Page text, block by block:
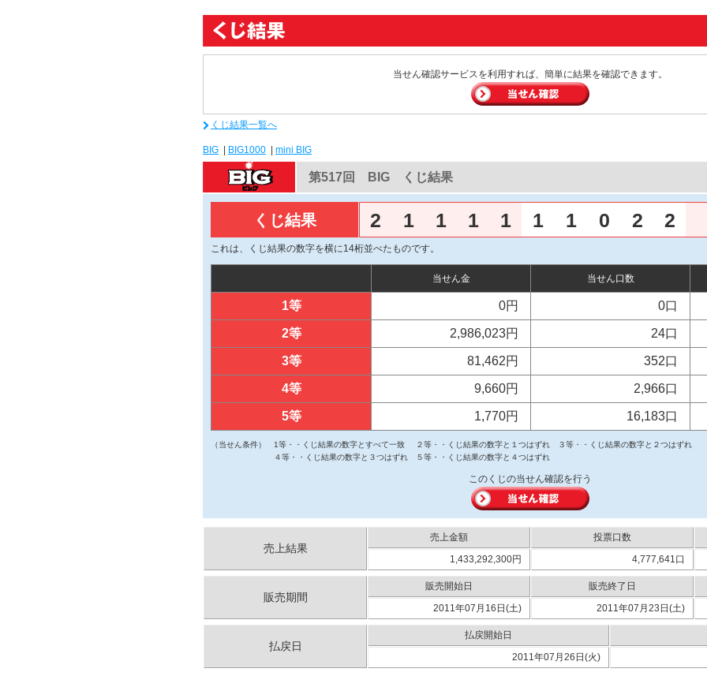
当せん確認サービスを利用すれば、簡単に結果を確認できます。
くじ結果一覧へ
BIG BIG1000 mini BIG
第517回 BIG くじ結果
くじ結果 2 1 1 1 1 1 1 0 2 2
これは、くじ結果の数字を横に14桁並べたものです。
当せん金 当せん口数
1等 0円 0口
2等 2,986,023円 24口
3等 81,462円 352口
4等 9,660円 2,966口
5等 1,770円 16,183口
（当せん条件） 1等・・くじ結果の数字とすべて一致 ２等・・くじ結果の数字と１つはずれ
３等・・くじ結果の数字と２つはずれ
４等・・くじ結果の数字と３つはずれ
５等・・くじ結果の数字と４つはずれ
このくじの当せん確認を行う
売上結果
売上金額 投票口数
1,433,292,300円
4,777,641口
販売期間
販売開始日 販売終了日
2011年07月16日(土)
2011年07月23日(土)
払戻日
払戻開始日
2011年07月26日(火)